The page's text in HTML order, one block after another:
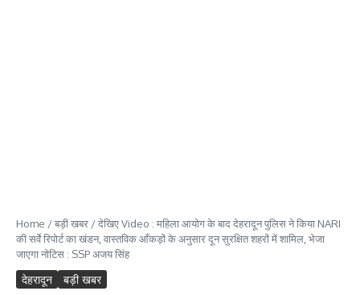
Home /बड़ी खबर /देखिए Video : महिला आयोग के बाद देहरादून पुलिस ने किया NARI
की सर्वे रिपोर्ट का खंडन, वास्तविक आँकड़ों के अनुसार दून सुरक्षित शहरों में शामिल, भेजा
जाएगा नोटिस : SSP अजय सिंह
देहरादून बड़ी खबर